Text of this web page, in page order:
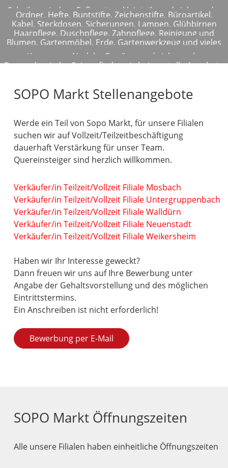
Scheibenwischer, Fußmatten, kleinteile und vieles mehr
Ordner, Hefte, Buntstifte, Zeichenstifte, Büroartikel,
Blöcke und vieles mehr
Elektroartikel
Kabel, Steckdosen, Sicherungen, Lampen, Glühbirnen
und vieles mehr
Drogerieartikel
Haarpflege, Duschpflege, Zahnpflege, Reinigung und
vieles mehr
Gartenartikel
Blumen, Gartenmöbel, Erde, Gartenwerkzeug und vieles
mehr
Lebensmittel
Konserven, Nudeln, Gewürze und vieles mehr
Saisonartikel
Passend zu jeder Saison finden sie bei uns tolle Angebote
SOPO Markt Stellenangebote
Werde ein Teil von Sopo Markt, für unsere Filialen
suchen wir auf Vollzeit/Teilzeitbeschäftigung
dauerhaft Verstärkung für unser Team.
Quereinsteiger sind herzlich willkommen.
Verkäufer/in Teilzeit/Vollzeit Filiale Mosbach
Verkäufer/in Teilzeit/Vollzeit Filiale Untergruppenbach
Verkäufer/in Teilzeit/Vollzeit Filiale Walldürn
Verkäufer/in Teilzeit/Vollzeit Filiale Neuenstadt
Verkäufer/in Teilzeit/Vollzeit Filiale Weikersheim
Haben wir Ihr Interesse geweckt?
Dann freuen wir uns auf Ihre Bewerbung unter
Angabe der Gehaltsvorstellung und des möglichen
Eintrittstermins.
Ein Anschreiben ist nicht erforderlich!
Bewerbung per E-Mail
SOPO Markt Öffnungszeiten
Alle unsere Filialen haben einheitliche Öffnungszeiten